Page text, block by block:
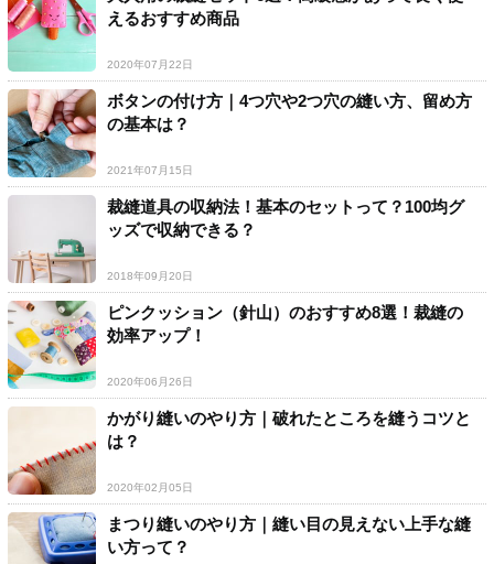
えるおすすめ商品
2020年07月22日
ボタンの付け方｜4つ穴や2つ穴の縫い方、留め方
の基本は？
2021年07月15日
裁縫道具の収納法！基本のセットって？100均グ
ッズで収納できる？
2018年09月20日
ピンクッション（針山）のおすすめ8選！裁縫の
効率アップ！
2020年06月26日
かがり縫いのやり方｜破れたところを縫うコツと
は？
2020年02月05日
まつり縫いのやり方｜縫い目の見えない上手な縫
い方って？